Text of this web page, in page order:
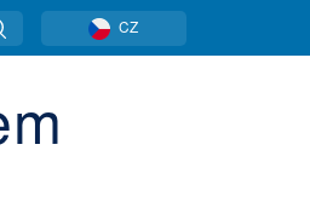
CZ